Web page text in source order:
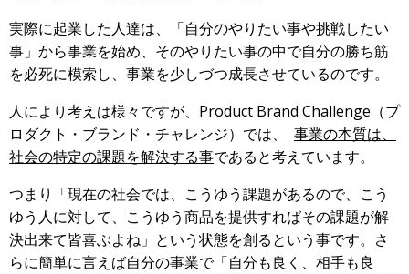
実際に起業した人達は、「自分のやりたい事や挑戦したい
事」から事業を始め、そのやりたい事の中で自分の勝ち筋
を必死に模索し、事業を少しづつ成長させているのです。
人により考えは様々ですが、Product Brand Challenge（プ
ロダクト・ブランド・チャレンジ）では、 事業の本質は、
社会の特定の課題を解決する事であると考えています。
つまり「現在の社会では、こうゆう課題があるので、こう
ゆう人に対して、こうゆう商品を提供すればその課題が解
決出来て皆喜ぶよね」という状態を創るという事です。さ
らに簡単に言えば自分の事業で「自分も良く、相手も良